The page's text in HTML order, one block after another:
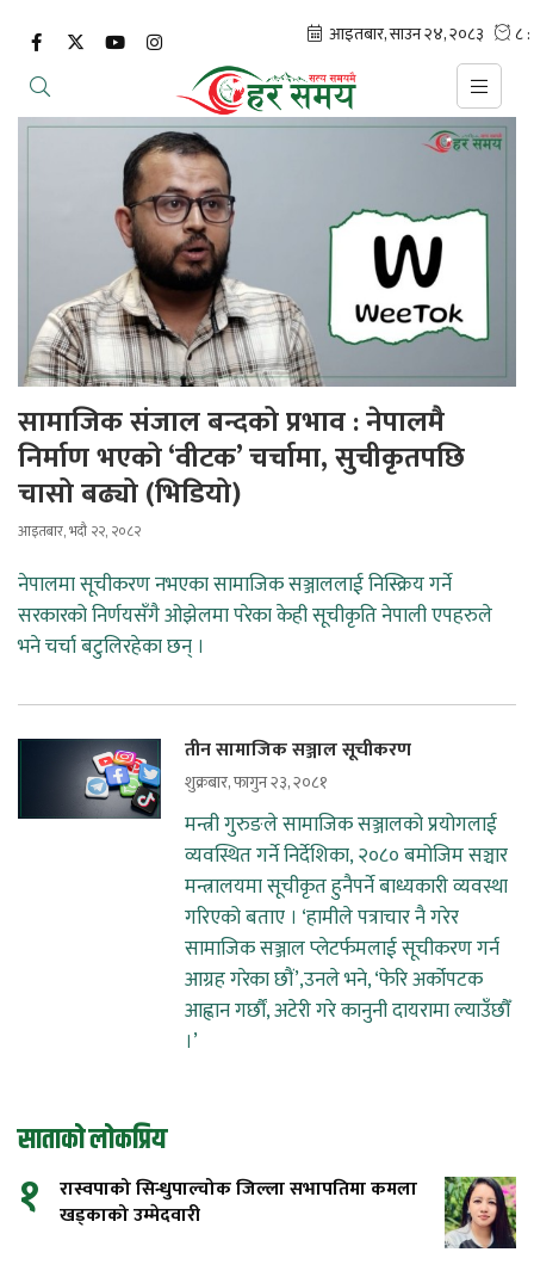
सामाजिक संजाल बन्दको प्रभाव : नेपालमै
निर्माण भएको ‘वीटक’ चर्चामा, सुचीकृतपछि
चासो बढ्यो (भिडियो)
आइतबार, भदौ २२, २०८२
नेपालमा सूचीकरण नभएका सामाजिक सञ्जाललाई निस्क्रिय गर्ने
सरकारको निर्णयसँगै ओझेलमा परेका केही सूचीकृति नेपाली एपहरुले
भने चर्चा बटुलिरहेका छन् ।
तीन सामाजिक सञ्जाल सूचीकरण
शुक्रबार, फागुन २३, २०८१
मन्त्री गुरुङले सामाजिक सञ्जालको प्रयोगलाई
व्यवस्थित गर्ने निर्देशिका, २०८० बमोजिम सञ्चार
मन्त्रालयमा सूचीकृत हुनैपर्ने बाध्यकारी व्यवस्था
गरिएको बताए । ‘हामीले पत्राचार नै गरेर
सामाजिक सञ्जाल प्लेटर्फमलाई सूचीकरण गर्न
आग्रह गरेका छौं’,उनले भने, ‘फेरि अर्कोपटक
आह्वान गर्छौं, अटेरी गरे कानुनी दायरामा ल्याउँछौँ
।’
साताको लोकप्रिय
१
रास्वपाको सिन्धुपाल्चोक जिल्ला सभापतिमा कमला
खड्काको उम्मेदवारी